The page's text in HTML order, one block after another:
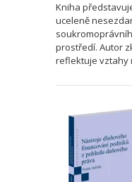
Kniha
uceleně
prostředí. Autor
reflektuje vztahy